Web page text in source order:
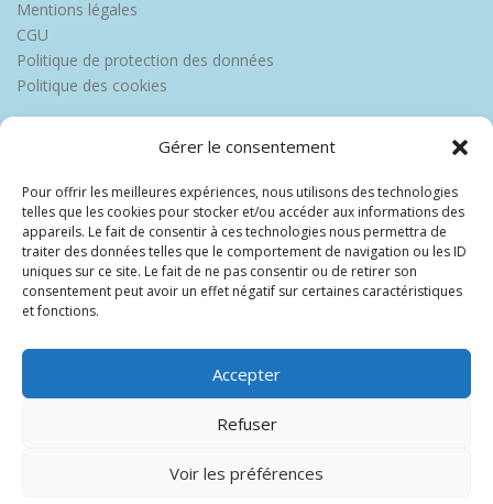
Gérer le consentement
Pour offrir les meilleures expériences, nous utilisons des technologies
telles que les cookies pour stocker et/ou accéder aux informations des
appareils. Le fait de consentir à ces technologies nous permettra de
traiter des données telles que le comportement de navigation ou les ID
uniques sur ce site. Le fait de ne pas consentir ou de retirer son
consentement peut avoir un effet négatif sur certaines caractéristiques
et fonctions.
Accepter
Refuser
Voir les préférences
Mentions légales
CGU
Politique de protection des données
Politique des cookies
Copyright © 2026 Europe Martinique